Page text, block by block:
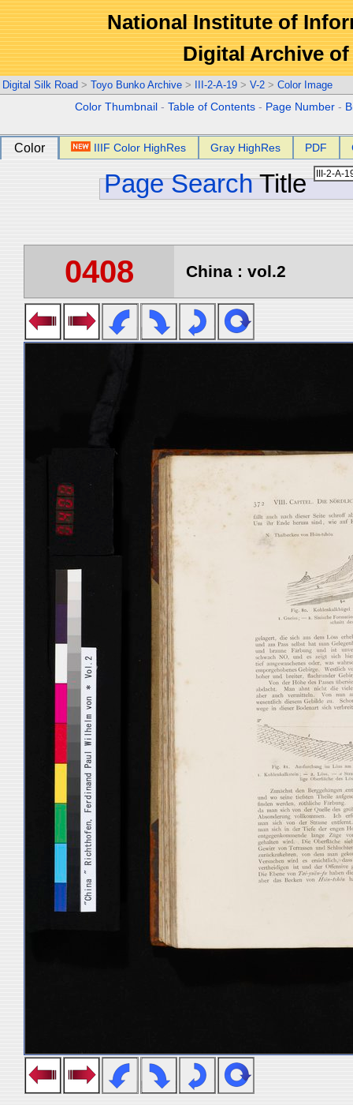
National Institute of
Digital Archive
Digital Silk Road > Toyo Bunko Archive > III-2-A-19 > V-2 > Color Image
Color Thumbnail -Table of Contents - Page Number -
Color IIIF Color HighRes Gray HighRes PDF
Page Search Title
0408 China : vol.2